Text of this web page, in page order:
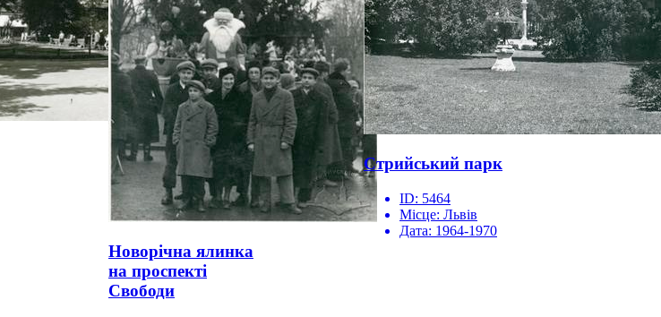
Новорічна ялинка
на проспекті
Свободи
Стрийський парк
ID: 5464
Місце: Львів
Дата: 1964-1970